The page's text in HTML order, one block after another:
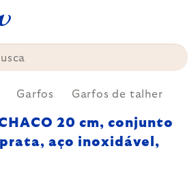
Garfos Garfos de talher
20 cm, conjunto
aço inoxidável,